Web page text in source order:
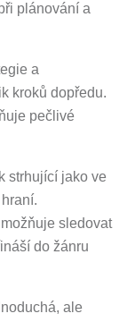
plánování a
a
kroků dopředu.
pečlivé
strhující jako ve
sledovat
do žánru
ale